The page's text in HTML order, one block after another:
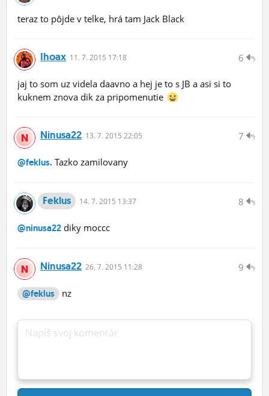
teraz to pôjde v telke, hrá tam Jack Black
6
Ihoax 11. 7. 2015 17:18
jaj to som uz videla daavno a hej je to s JB a asi si to
kuknem znova dik za pripomenutie
7
Ninusa22 13. 7. 2015 22:05
@feklus. Tazko zamilovany
8
Feklus 14. 7. 2015 13:37
@ninusa22 diky moccc
9
Ninusa22 26. 7. 2015 11:28
@feklus nz
Napíš svoj komentár